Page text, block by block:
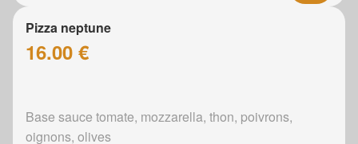
Pizza neptune
16.00 €
Base sauce tomate, mozzarella, thon, poivrons,
oignons, olives